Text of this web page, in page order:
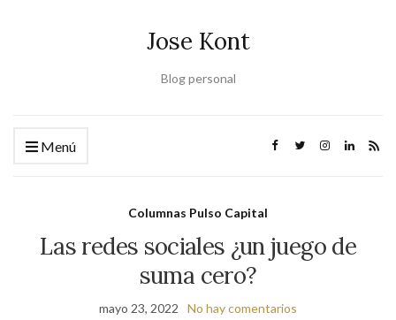
Jose Kont
Blog personal
Menú
Columnas Pulso Capital
Las redes sociales ¿un juego de
suma cero?
mayo 23, 2022 No hay comentarios